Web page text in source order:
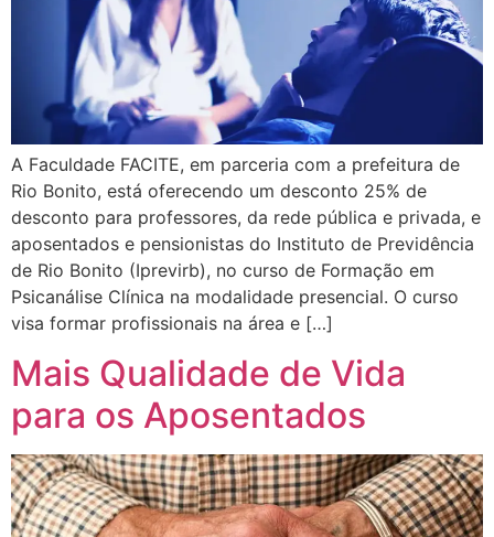
A Faculdade FACITE, em parceria com a prefeitura de
Rio Bonito, está oferecendo um desconto 25% de
desconto para professores, da rede pública e privada, e
aposentados e pensionistas do Instituto de Previdência
de Rio Bonito (Iprevirb), no curso de Formação em
Psicanálise Clínica na modalidade presencial. O curso
visa formar profissionais na área e […]
Mais Qualidade de Vida
para os Aposentados